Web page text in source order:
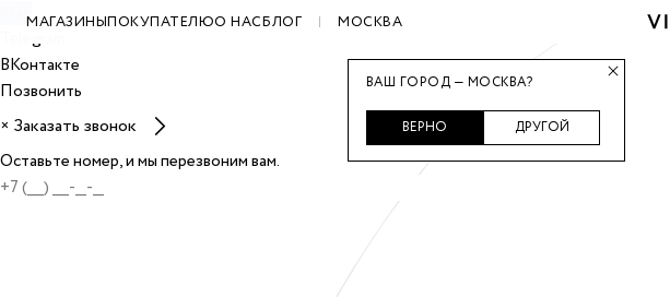
Max
Telegram
ВКонтакте
Позвонить
× Заказать звонок
Оставьте номер, и мы перезвоним вам.
МАГАЗИНЫПОКУПАТЕЛЮО НАСБЛОГ МОСКВА
ВАШ ГОРОД — МОСКВА?
ВЕРНО ДРУГОЙ